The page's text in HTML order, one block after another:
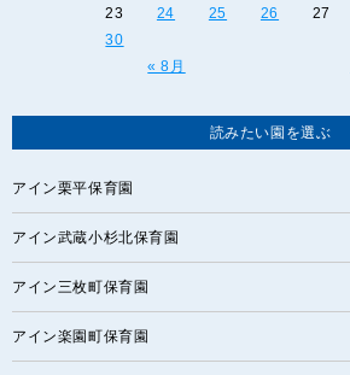
« 8月
23
24 25 26 27
30
読みたい園を選ぶ
アイン栗平保育園
アイン武蔵小杉北保育園
アイン三枚町保育園
アイン楽園町保育園